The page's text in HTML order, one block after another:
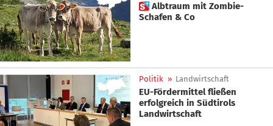
 Albtraum mit Zombie-
Schafen & Co
Politik » Landwirtschaft
EU-Fördermittel fließen
erfolgreich in Südtirols
Landwirtschaft